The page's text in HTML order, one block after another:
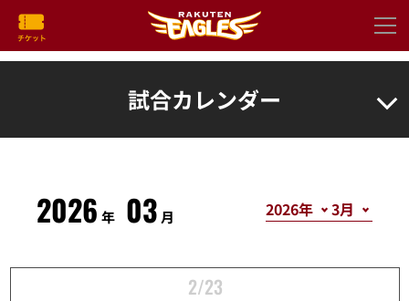
試合カレンダー
2026 年 03 月
2/23